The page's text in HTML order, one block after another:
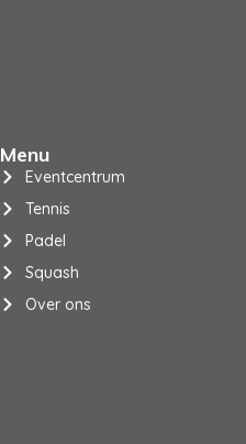
Menu
Eventcentrum
Tennis
Padel
Squash
Over ons